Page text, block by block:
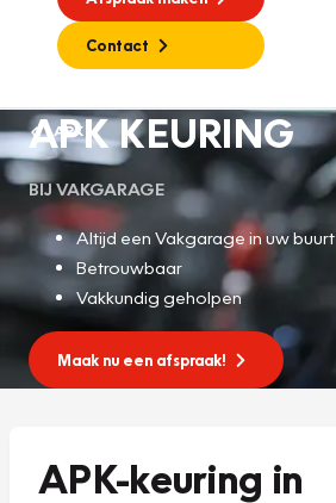
Contact
APK
APK KEURING
BIJ VAKGARAGE
Altijd een Vakgarage in uw buurt
Betrouwbaar
Vakkundig geholpen
Maak nu een afspraak!
APK-keuring in